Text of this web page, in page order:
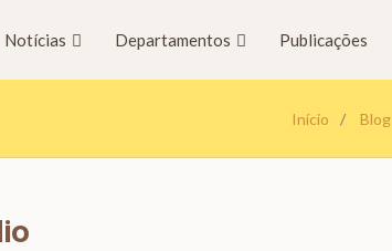
Notícias Departamentos Publicações
Início Blog